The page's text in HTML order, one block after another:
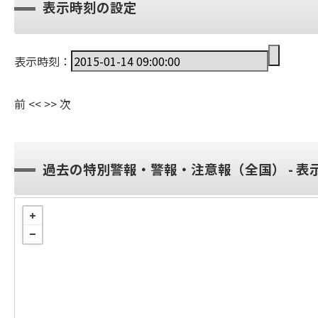
表示時刻の設定
表示時刻：
前 << >>次
過去の特別警報・警報・注意報（全国） - 表